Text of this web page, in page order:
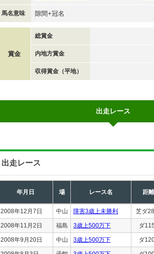
馬名意味 隙間+冠名
賞金
総賞金
内地方賞金
収得賞金（平地）
出走レース
出走レース
年月日 場 レース名 距離
2008年12月7日 中山 障害3歳上未勝利 芝ダ
2008年11月2日 福島 3歳上500万下 ダ
2008年9月20日 中山 3歳上500万下 ダ